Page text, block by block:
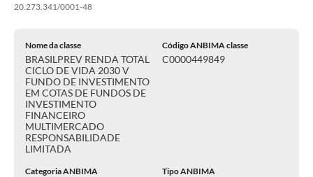
20.273.341/0001-48
Nome da classe
BRASILPREV RENDA TOTAL
CICLO DE VIDA 2030 V
FUNDO DE INVESTIMENTO
EM COTAS DE FUNDOS DE
INVESTIMENTO
FINANCEIRO
MULTIMERCADO
RESPONSABILIDADE
LIMITADA
Código ANBIMA classe
C0000449849
Categoria ANBIMA Tipo ANBIMA